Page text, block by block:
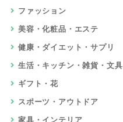
ファッション
美容・化粧品・エステ
健康・ダイエット・サプリ
生活・キッチン・雑貨・文具
ギフト・花
スポーツ・アウトドア
家具・インテリア